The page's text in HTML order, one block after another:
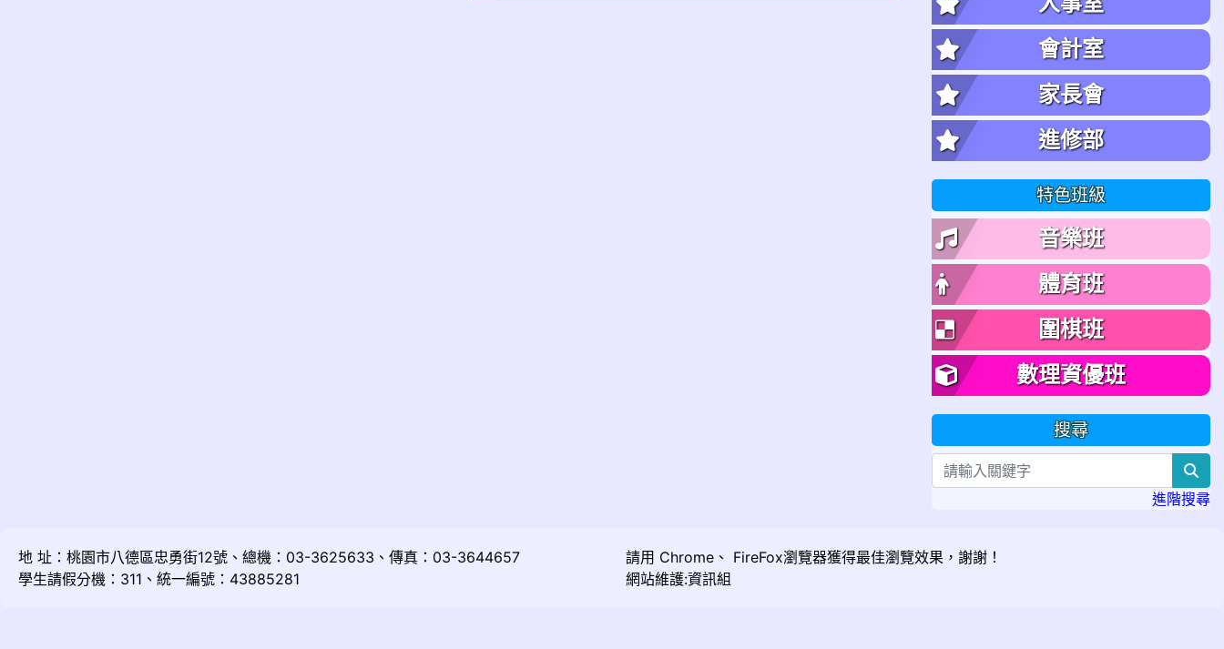
會計室
家長會
進修部
特色班級
音樂班
體育班
圍棋班
數理資優班
搜尋
進階搜尋
地 址：桃園市八德區忠勇街12號、總機：03-3625633、傳真：03-3644657
學生請假分機：311、統一編號：43885281
請用 Chrome 、 FireFox瀏覽器獲得最佳瀏覽效果，謝謝！
網站維護:資訊組